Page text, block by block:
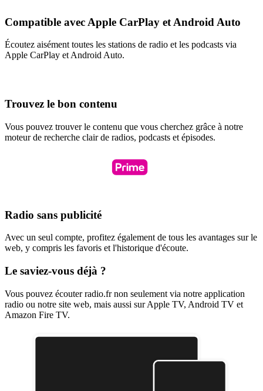
Compatible avec Apple CarPlay et Android Auto
Écoutez aisément toutes les stations de radio et les podcasts via
Apple CarPlay et Android Auto.
Trouvez le bon contenu
Vous pouvez trouver le contenu que vous cherchez grâce à notre
moteur de recherche clair de radios, podcasts et épisodes.
Radio sans publicité
Avec un seul compte, profitez également de tous les avantages sur le
web, y compris les favoris et l'historique d'écoute.
Le saviez-vous déjà ?
Vous pouvez écouter radio.fr non seulement via notre application
radio ou notre site web, mais aussi sur Apple TV, Android TV et
Amazon Fire TV.